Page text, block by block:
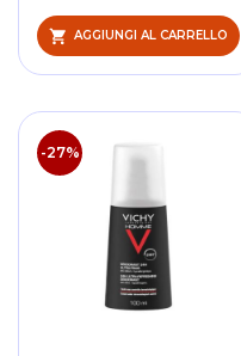
AGGIUNGI AL CARRELLO
-27%